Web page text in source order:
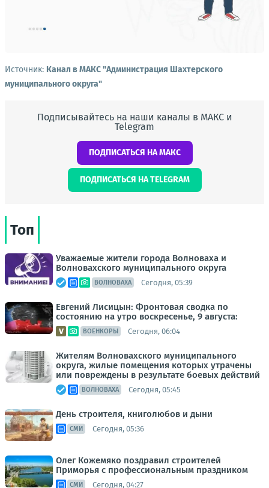
Источник: Канал в МАКС "Администрация Шахтерского
муниципального округа"
Подписывайтесь на наши каналы в МАКС и
Telegram
ПОДПИСАТЬСЯ НА МАКС
ПОДПИСАТЬСЯ НА TELEGRAM
Топ
Уважаемые жители города Волноваха и
Волновахского муниципального округа
ВОЛНОВАХА Сегодня, 05:39
Евгений Лисицын: Фронтовая сводка по
состоянию на утро воскресенье, 9 августа:
ВОЕНКОРЫ Сегодня, 06:04
Жителям Волновахского муниципального
округа, жилые помещения которых утрачены
или повреждены в результате боевых действий
ВОЛНОВАХА Сегодня, 05:45
День строителя, книголюбов и дыни
СМИ Сегодня, 05:36
Олег Кожемяко поздравил строителей
Приморья с профессиональным праздником
СМИ Сегодня, 04:27